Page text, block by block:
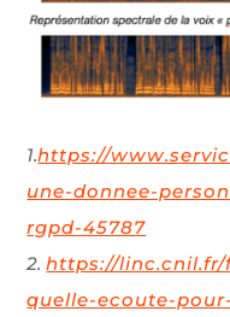
1.https://
une-donnee-
rgpd-45787
2.https://linc.cnil.fr/
quelle-ecoute-